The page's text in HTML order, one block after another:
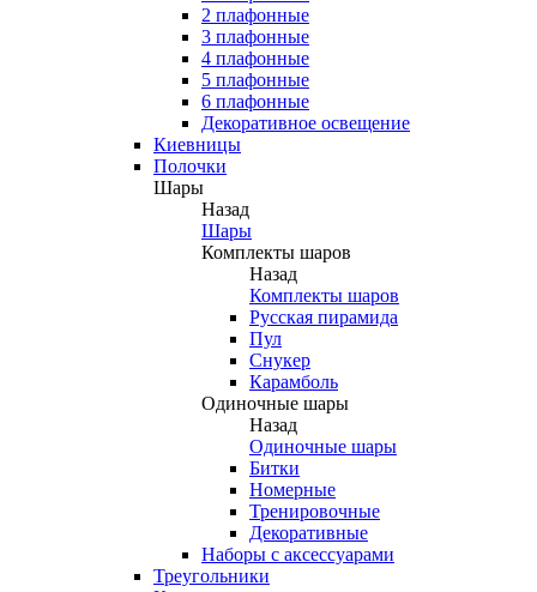
2 плафонные
3 плафонные
4 плафонные
5 плафонные
6 плафонные
Декоративное освещение
Киевницы
Полочки
Шары
Назад
Шары
Комплекты шаров
Назад
Комплекты шаров
Русская пирамида
Пул
Снукер
Карамболь
Одиночные шары
Назад
Одиночные шары
Битки
Номерные
Тренировочные
Декоративные
Наборы с аксессуарами
Треугольники